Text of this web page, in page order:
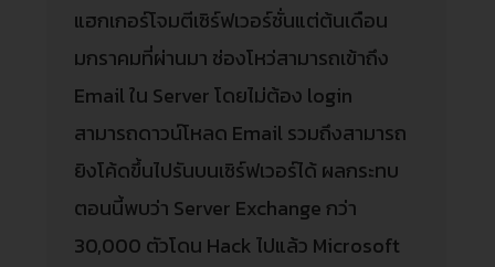
แฮกเกอร์โจมตีเซิร์ฟเวอร์ชั่นแต่ต้นเดือน
มกราคมที่ผ่านมา ช่องโหว่สามารถเข้าถึง
Email ใน Server โดยไม่ต้อง login
สามารถดาวน์โหลด Email รวมถึงสามารถ
ยิงโค้ดขึ้นไปรันบนเซิร์ฟเวอร์ได้ ผลกระทบ
ตอนนี้พบว่า Server Exchange กว่า
30,000 ตัวโดน Hack ไปแล้ว Microsoft